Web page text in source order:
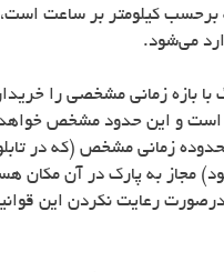
برحسب کیلومتر بر ساعت است،
می‌شود.
بازه زمانی مشخصی را
است و این حدود مشخص
زمانی مشخص (که در
مجاز به پارک در آن مکان
رعایت نکردن این